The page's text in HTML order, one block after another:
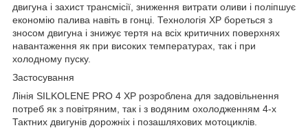
двигуна і захист трансмісії, зниження витрати оливи і поліпшує
економію палива навіть в гонці. Технологія XP бореться з
зносом двигуна і знижує тертя на всіх критичних поверхнях
навантаження як при високих температурах, так і при
холодному пуску.
Застосування
Лінія SILKOLENE PRO 4 XP розроблена для задовільнення
потреб як з повітряним, так і з водяним охолодженням 4-х
Тактних двигунів дорожніх і позашляхових мотоциклів.